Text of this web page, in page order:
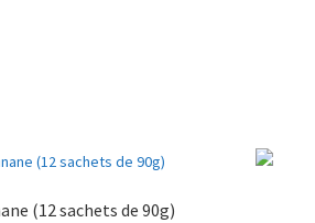
(12 sachets de 90g)